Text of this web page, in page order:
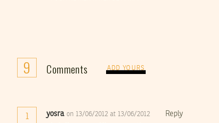
9 Comments ADD YOURS
1 yosra on 13/06/2012 at 13/06/2012 Reply